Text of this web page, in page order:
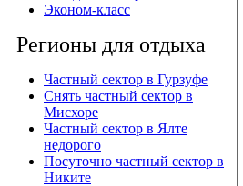
Эконом-класс
Регионы для отдыха
Частный сектор в Гурзуфе
Снять частный сектор в
Мисхоре
Частный сектор в Ялте
недорого
Посуточно частный сектор в
Никите